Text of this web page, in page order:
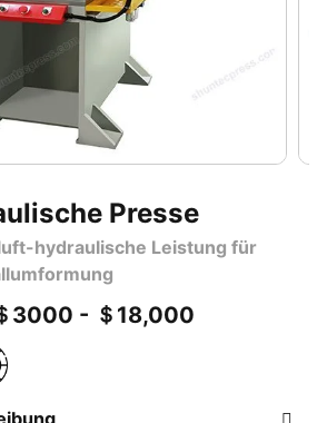
Presse
hydraulische Leistung für
3000 - ＄18,000